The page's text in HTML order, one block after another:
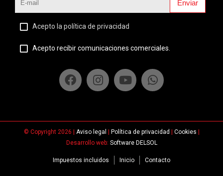
Enviar
Acepto la política de privacidad
Acepto recibir comunicaciones comerciales.
© Copyright 2026 | Aviso legal | Política de privacidad | Cookies |
Desarrollo web: Software DELSOL
Impuestos incluidos Inicio Contacto